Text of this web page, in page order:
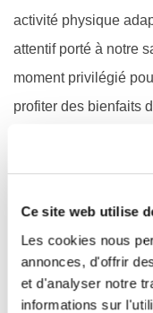
Ce site web utilise
Les cookies nous
annonces, d'offrir
et d'analyser notre
informations sur
activité physique
attentif porté à notre
moment privilégié
profiter des bienfaits
Alors que nous
préparation de l’été
avec des conseils et
saison.